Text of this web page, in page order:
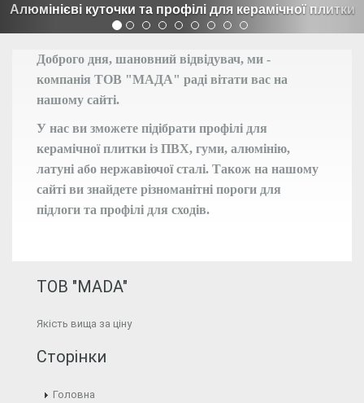
Алюмінієві куточки та профілі для керамічної плитки
Доброго дня, шановний відвідувач, ми -
компанія ТОВ "МАДА" раді вітати вас на
нашому сайті.
У нас ви зможете підібрати профілі для
керамічної плитки із ПВХ, гуми, алюмінію,
латуні або нержавіючої сталі. Також на нашому
сайті ви знайдете різноманітні пороги для
підлоги та профілі для сходів.
ТОВ "MADA"
Якість вища за ціну
Сторінки
Головна